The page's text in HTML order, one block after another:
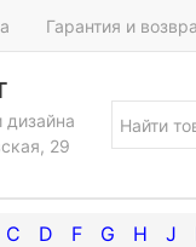
Гарантия и
дизайна
29
C D F G H J